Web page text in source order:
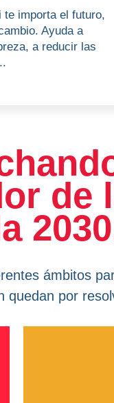
te importa el futuro,
Ayuda a
a reducir las
de
ámbitos
quedan por